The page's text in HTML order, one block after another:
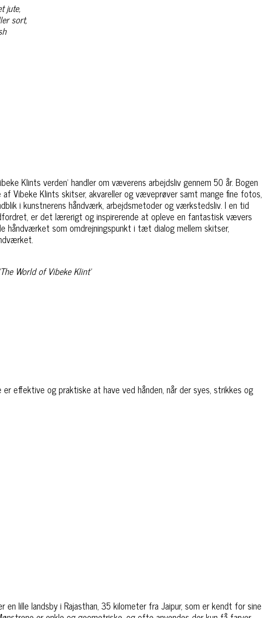
jute,
sort,
Klints verden’ handler om væverens arbejdsliv gennem 50 år. Bogen
Vibeke Klints skitser, akvareller og væveprøver samt mange fine fotos,
i kunstnerens håndværk, arbejdsmetoder og værkstedsliv. I en tid
er det lærerigt og inspirerende at opleve en fantastisk vævers
håndværket som omdrejningspunkt i tæt dialog mellem skitser,
World of Vibeke Klint’
er effektive og praktiske at have ved hånden, når der syes, strikkes og
en lille landsby i Rajasthan, 35 kilometer fra Jaipur, som er kendt for sine